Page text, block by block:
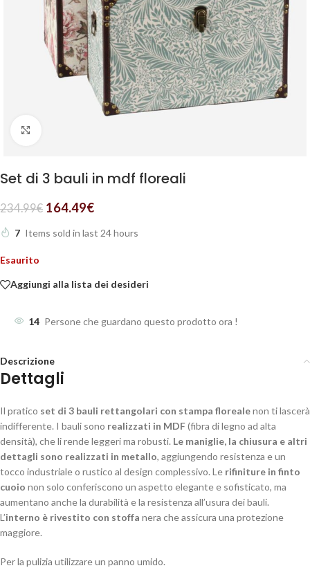
Set di 3 bauli in mdf floreali
234.99€ 164.49€
7 Items sold in last 24 hours
Esaurito
Aggiungi alla lista dei desideri
14 Persone che guardano questo prodotto ora !
Descrizione
Dettagli
Il pratico set di 3 bauli rettangolari con stampa florealenon ti lascerà
indifferente. I bauli sono realizzati in MDF(fibra di legno ad alta
densità), che li rende leggeri ma robusti. Le maniglie, la chiusura e altri
dettagli sono realizzati in metallo, aggiungendo resistenza e un
tocco industriale o rustico al design complessivo. Le rifiniture in finto
cuoio non solo conferiscono un aspetto elegante e sofisticato, ma
aumentano anche la durabilità e la resistenza all’usura dei bauli.
L’interno è rivestito con stoffa nera che assicura una protezione
maggiore.
Per la pulizia utilizzare un panno umido.